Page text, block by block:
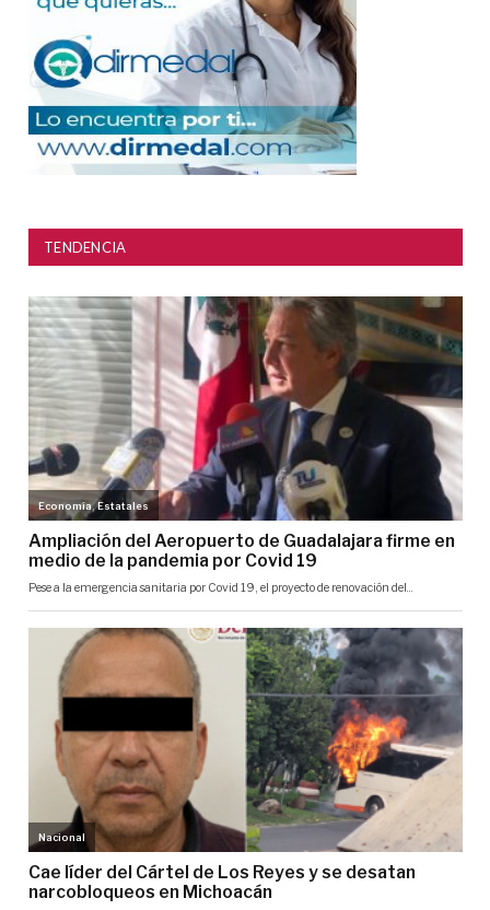
TENDENCIA